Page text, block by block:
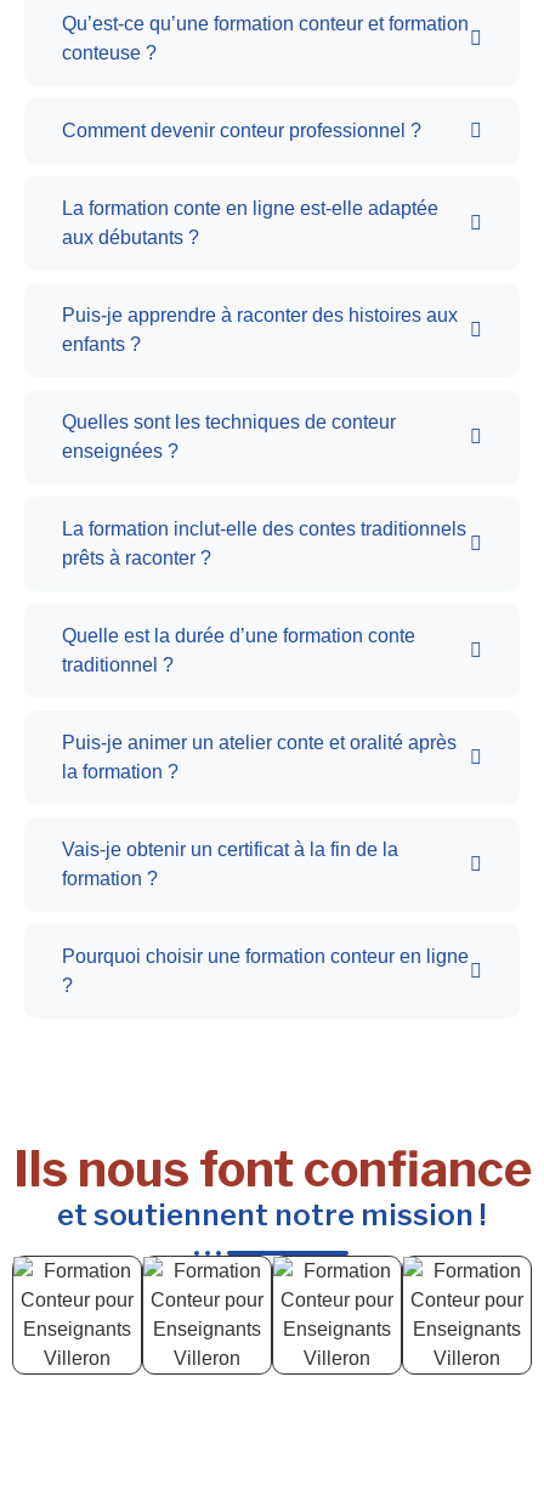
Qu’est-ce qu’une formation conteur et formation
conteuse ?
Comment devenir conteur professionnel ?
La formation conte en ligne est-elle adaptée
aux débutants ?
Puis-je apprendre à raconter des histoires aux
enfants ?
Quelles sont les techniques de conteur
enseignées ?
La formation inclut-elle des contes traditionnels
prêts à raconter ?
Quelle est la durée d’une formation conte
traditionnel ?
Puis-je animer un atelier conte et oralité après
la formation ?
Vais-je obtenir un certificat à la fin de la
formation ?
Pourquoi choisir une formation conteur en ligne
?
Ils nous font confiance
et soutiennent notre mission !